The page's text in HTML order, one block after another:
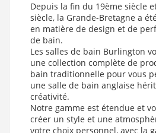
Depuis la fin du 19ème siècle
siècle, la Grande-Bretagne a
en matière de design et de
de bain.
Les salles de bain Burlington
une collection complète de
bain traditionnelle pour vous
une salle de bain anglaise
créativité.
Notre gamme est étendue et
créer un style et une
votre choix personnel, avec la